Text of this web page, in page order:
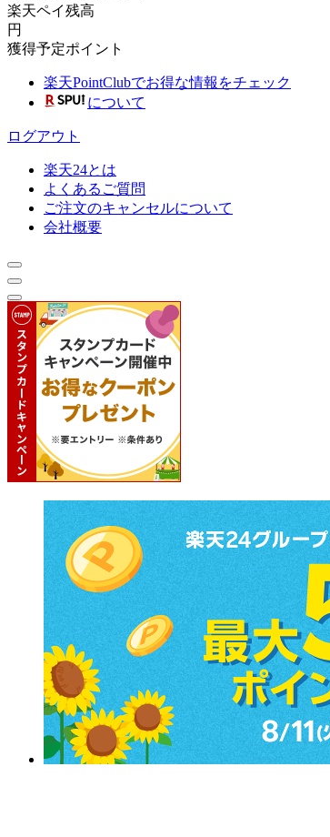
楽天ペイ残高
円
獲得予定ポイント
楽天PointClubでお得な情報をチェック
について
ログアウト
楽天24とは
よくあるご質問
ご注文のキャンセルについて
会社概要